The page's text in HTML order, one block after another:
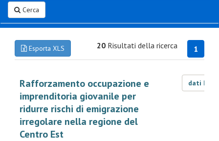
Cerca
Esporta XLS 1
20 Risultati della ricerca
Rafforzamento occupazione e
imprenditoria giovanile per
ridurre rischi di emigrazione
irregolare nella regione del
Centro Est
dati LOD